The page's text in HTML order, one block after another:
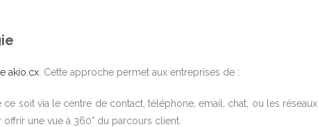
akio.cx . Cette approche permet aux entreprises de :
ce soit via le centre de contact, téléphone, email, chat, ou les réseaux
une vue à 360° du parcours client.